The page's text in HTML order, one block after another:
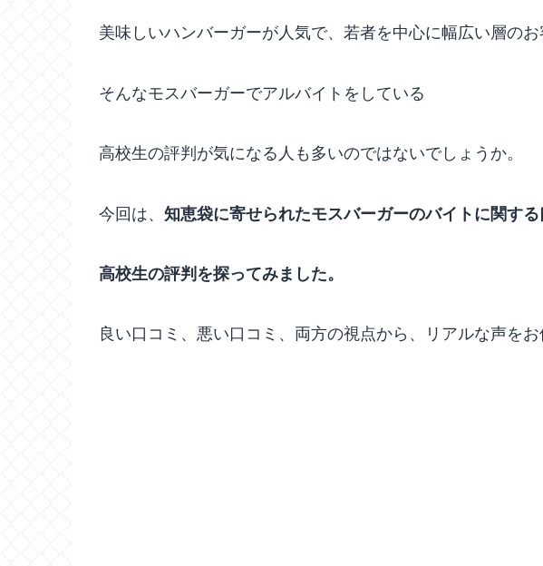
美味しいハンバーガーが人気で、若者を中心に幅広い層のお
そんなモスバーガーでアルバイトをしている
高校生の評判が気になる人も多いのではないでしょうか。
今回は、 知恵袋に寄せられたモスバーガーのバイトに関する
高校生の評判を探ってみました。
良い口コミ、悪い口コミ、両方の視点から、リアルな声をお